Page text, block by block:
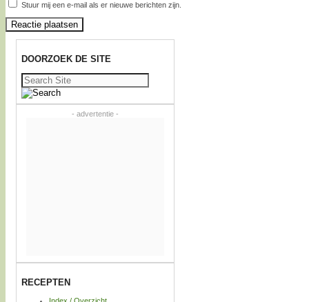
Stuur mij een e-mail als er nieuwe berichten zijn.
DOORZOEK DE SITE
Zoeken
naar:
- advertentie -
RECEPTEN